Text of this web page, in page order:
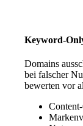
Keyword-
Domains
bei falscher
bewerten vor